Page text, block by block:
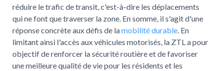
réduire le trafic de transit, c'est-à-dire les déplacements
qui ne font que traverser la zone. En somme, il s'agit d'une
réponse concrète aux défis de lamobilité durable. En
limitant ainsi l'accès aux véhicules motorisés, la ZTL a pour
objectif de renforcer la sécurité routière et de favoriser
une meilleure qualité de vie pour les résidents et les